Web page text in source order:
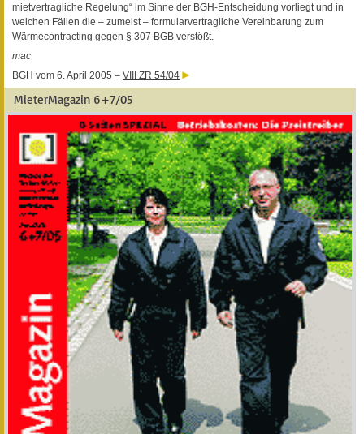
mietvertragliche Regelung“ im Sinne der BGH-Entscheidung vorliegt und in
welchen Fällen die – zumeist – formularvertragliche Vereinbarung zum
Wärmecontracting gegen § 307 BGB verstößt.
mac
BGH vom 6. April 2005 – VIII ZR 54/04
MieterMagazin 6+7/05